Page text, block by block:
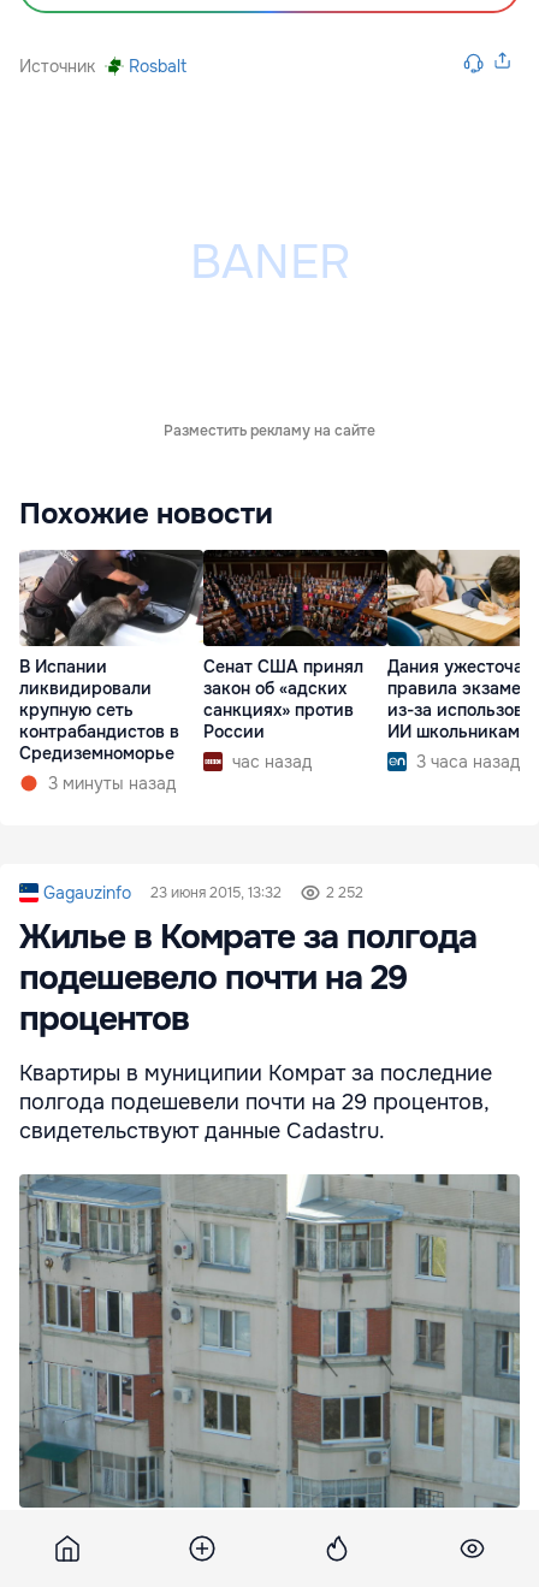
Источник Rosbalt
Разместить рекламу на сайте
Похожие новости
В Испании
ликвидировали
крупную сеть
контрабандистов в
Средиземноморье
3 минуты назад
Сенат США принял
закон об «адских
санкциях» против
России
час назад
Дания
правила
из-за
ИИ школьниками
3 часа назад
Gagauzinfo 23 июня 2015, 13:32 2 252
Жилье в Комрате за полгода
подешевело почти на 29
процентов
Квартиры в муниципии Комрат за последние
полгода подешевели почти на 29 процентов,
свидетельствуют данные Cadastru.
В Комрате подешевело жилье на 28,5 процентов.